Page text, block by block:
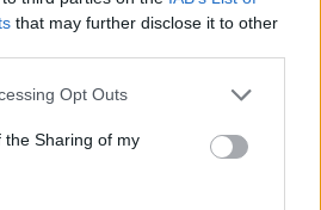
that may further disclose it to other
Opt Outs
the Sharing of my